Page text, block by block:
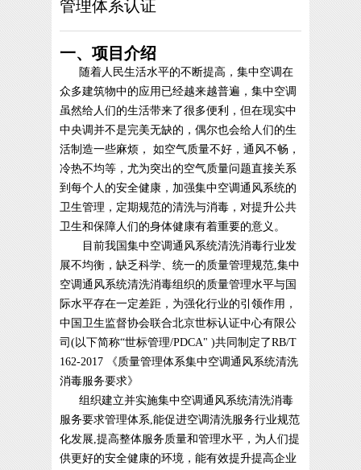
管理体系认证
一、项目介绍
随着人民生活水平的不断提高，集中空调在
众多建筑物中的应用已经越来越普遍，集中空调
虽然给人们的生活带来了很多便利，但在现实中
中央调并不是完美无缺的，偶尔也会给人们的生
活制造一些麻烦， 如空气质量不好，通风不畅，
冷热不均等，尤为突出的空气质量问题直接关系
到每个人的安全健康，加强集中空调通风系统的
卫生管理，定期规范的清洗与消毒，对提升公共
卫生和保障人们的身体健康有着重要的意义。
目前我国集中空调通风系统清洗消毒行业发
展不均衡，缺乏科学、统一的质量管理规范,集中
空调通风系统清洗消毒组织的质量管理水平与国
际水平存在一定差距，为强化行业的引领作用，
中国卫生监督协会联合北京世标认证中心有限公
司(以下简称“世标管理/PDCA" )共同制定了RB/T
162-2017 《质量管理体系集中空调通风系统清洗
消毒服务要求》
组织建立并实施集中空调通风系统清洗消毒
服务要求管理体系,能促进空调清洗服务行业规范
化发展,提高整体服务质量和管理水平，为人们提
供更好的安全健康的环境，能有效提升提高企业